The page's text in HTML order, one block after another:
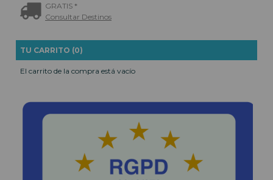
GRATIS *
Consultar Destinos
TU CARRITO (0)
El carrito de la compra está vacío